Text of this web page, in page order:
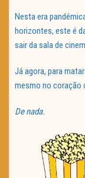
Nesta era
horizontes, este é
sair da sala de
Já agora, para
mesmo no coração
De nada.